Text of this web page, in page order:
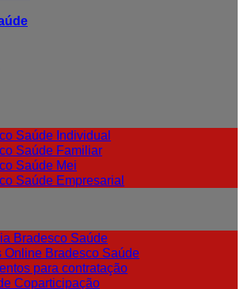
Saúde Individual
Saúde Familiar
Saúde Mei
Saúde Empresarial
Bradesco Saúde
Online Bradesco Saúde
para contratação
Coparticipação